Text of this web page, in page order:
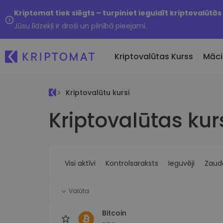
Kriptomat tiek slēgts – turpiniet ieguldīt kriptovalūtās
Jūsu līdzekļi ir droši un pilnībā pieejami.
Kriptovalūtas Kurss
Visas cenas
Vairāk nekā 300 kriptovalūtu Nesen
Pērciet vairāk nekā 300
kriptovalūtas
iespējas
Kriptovalūtu kursi
Kriptovalūtas
Visi aktīvi Kontrolsaraksts Ieguvēji
Valūta
Bitcoin